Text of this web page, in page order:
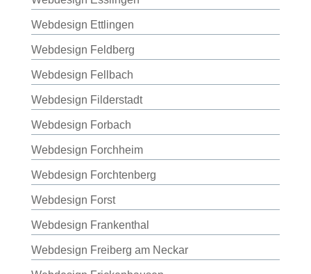
Webdesign Ettlingen
Webdesign Feldberg
Webdesign Fellbach
Webdesign Filderstadt
Webdesign Forbach
Webdesign Forchheim
Webdesign Forchtenberg
Webdesign Forst
Webdesign Frankenthal
Webdesign Freiberg am Neckar